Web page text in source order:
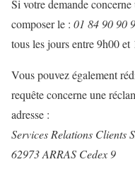
Si votre demande
composer le : 01 84 90 90
tous les jours entre 9h00 et
Vous pouvez également
requête concerne une
adresse :
Services Relations Clients
62973 ARRAS Cedex 9